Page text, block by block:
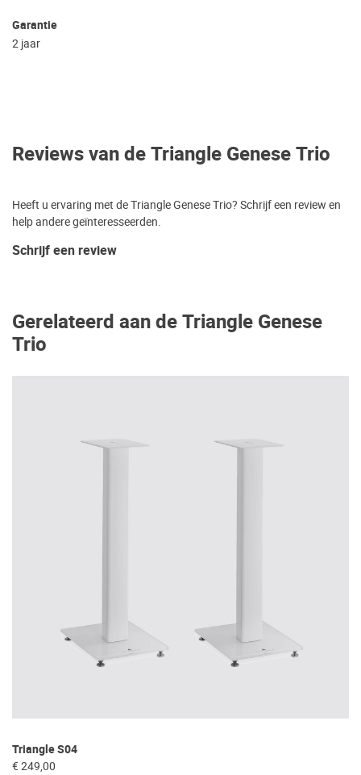
Garantie
2 jaar
Reviews van de Triangle Genese Trio
Heeft u ervaring met de Triangle Genese Trio? Schrijf een review en
help andere geïnteresseerden.
Schrijf een review
Gerelateerd aan de Triangle Genese
Trio
Triangle S04
€ 249,00